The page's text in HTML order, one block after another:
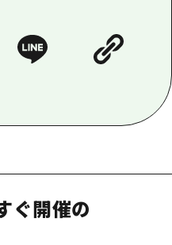
ぐ開催の